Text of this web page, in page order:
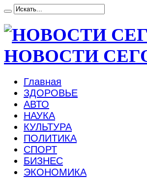
НОВОСТИ
Главная
ЗДОРОВЬЕ
АВТО
НАУКА
КУЛЬТУРА
ПОЛИТИКА
СПОРТ
БИЗНЕС
ЭКОНОМИКА